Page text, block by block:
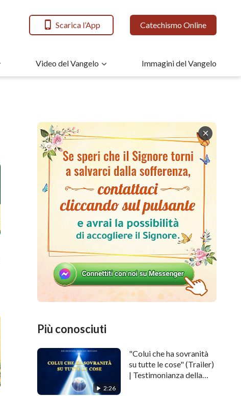
Scarica l’App Catechismo Online
Video del Vangelo Immagini del Vangelo
Più conosciuti
2:26
"Colui che ha sovranità
su tutte le cose" (Trailer)
| Testimonianza della